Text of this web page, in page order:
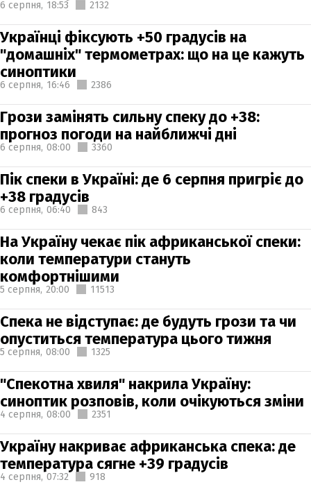
6 серпня, 18:53 2132
Українці фіксують +50 градусів на
"домашніх" термометрах: що на це кажуть
синоптики
6 серпня, 16:46 2386
Грози замінять сильну спеку до +38:
прогноз погоди на найближчі дні
6 серпня, 08:00 3360
Пік спеки в Україні: де 6 серпня пригріє до
+38 градусів
6 серпня, 06:40 843
На Україну чекає пік африканської спеки:
коли температури стануть
комфортнішими
5 серпня, 20:00 11513
Спека не відступає: де будуть грози та чи
опуститься температура цього тижня
5 серпня, 08:00 1325
"Спекотна хвиля" накрила Україну:
синоптик розповів, коли очікуються зміни
4 серпня, 08:00 2351
Україну накриває африканська спека: де
температура сягне +39 градусів
4 серпня, 07:32 918